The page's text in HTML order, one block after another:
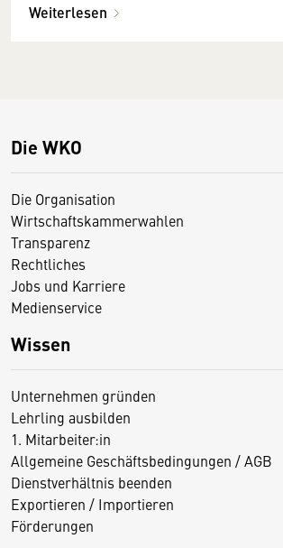
Weiterlesen
Die WKO
Die Organisation
Wirtschaftskammerwahlen
Transparenz
Rechtliches
Jobs und Karriere
Medienservice
Wissen
Unternehmen gründen
Lehrling ausbilden
1. Mitarbeiter:in
Allgemeine Geschäftsbedingungen / AGB
Dienstverhältnis beenden
Exportieren / Importieren
Förderungen